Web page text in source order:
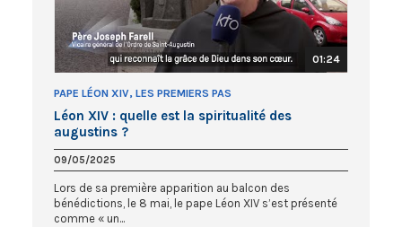
01:24
PAPE LÉON XIV, LES PREMIERS PAS
Léon XIV : quelle est la spiritualité des
augustins ?
09/05/2025
Lors de sa première apparition au balcon des
bénédictions, le 8 mai, le pape Léon XIV s’est présenté
comme « un...